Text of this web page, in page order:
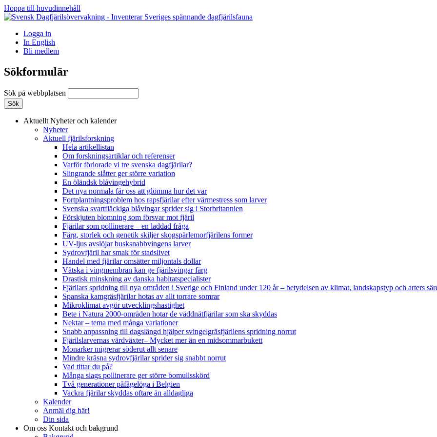
Hoppa till huvudinnehåll
Logga in
In English
Bli medlem
Sökformulär
Sök på webbplatsen
Aktuellt Nyheter och kalender
Nyheter
Aktuell fjärilsforskning
Hela artikellistan
Om forskningsartiklar och referenser
Varför förlorade vi tre svenska dagfjärilar?
Slingrande slåtter ger större variation
En öländsk blåvingehybrid
Det nya normala får oss att glömma hur det var
Fortplantningsproblem hos rapsfjärilar efter värmestress som larver
Svenska svartfläckiga blåvingar sprider sig i Storbritannien
Förskjuten blomning som försvar mot fjäril
Fjärilar som pollinerare – en laddad fråga
Färg, storlek och genetik skiljer skogspärlemorfjärilens former
UV-ljus avslöjar busksnabbvingens larver
Sydrovfjäril har smak för stadslivet
Handel med fjärilar omsätter miljontals dollar
Vätska i vingmembran kan ge fjärilsvingar färg
Drastisk minskning av danska habitatspecialister
Fjärilars spridning till nya områden i Sverige och Finland under 120 år– betydelsen av klimat, landskapstyp och arters
Spanska kamgräsfjärilar hotas av allt torrare somrar
Mikroklimat avgör utvecklingshastighet
Bete i Natura 2000-områden hotar de väddnätfjärilar som ska skyddas
Nektar – tema med många variationer
Snabb anpassning till dagslängd hjälper svingelgräsfjärilens spridning norrut
Fjärilslarvernas värdväxter– Mycket mer än en midsommarbukett
Monarker migrerar söderut allt senare
Mindre kräsna sydrovfjärilar sprider sig snabbt norrut
Vad tittar du på?
Många slags pollinerare ger större bomullsskörd
Två generationer påfågelöga i Belgien
Vackra fjärilar skyddas oftare än alldagliga
Kalender
Anmäl dig här!
Din sida
Om oss Kontakt och bakgrund